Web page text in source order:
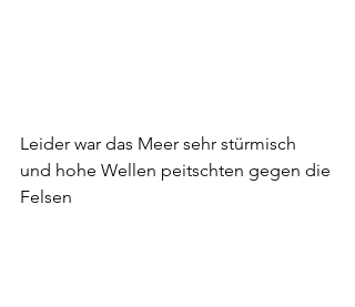
Leider war das Meer sehr stürmisch
und hohe Wellen peitschten gegen die
Felsen